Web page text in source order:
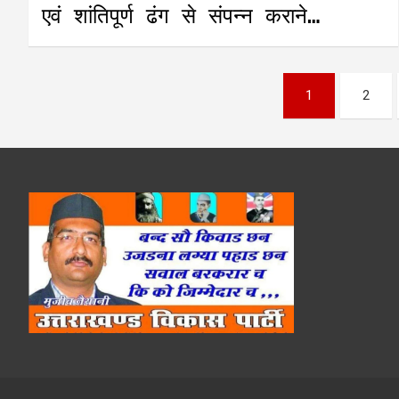
एवं शांतिपूर्ण ढंग से संपन्न कराने…
1 2